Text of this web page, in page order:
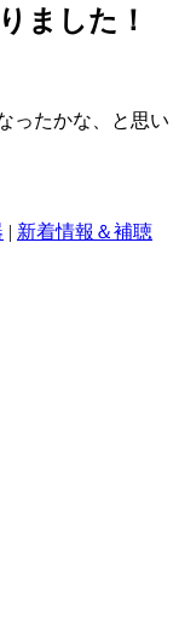
ました！
ったかな、と思い
| 新着情報＆補聴